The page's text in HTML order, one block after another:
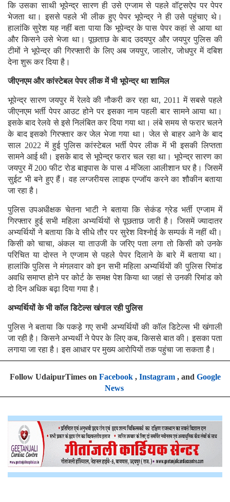
कि उसका साथी भूपेन्द्र सारण ही उसे एग्जाम से पहले वॉटृसऐप पर पेपर
भेजता था। इससे पहले भी लीक हुए पेपर भूपेन्द्र ने ही उसे पहुंचाए थे।
हालांकि सुरेश यह नहीं बता पाया कि भूपेन्द्र के पास पेपर कहां से आया था
और किसने उसे भेजा था। पूछताछ के बाद उदयपुर और जयपुर पुलिस की
टीमों ने भूपेन्द्र की गिरफ्तारी के लिए अब जयपुर, जालोर, जोधपुर में दबिश
देना शुरू कर दिया है।
जीएनएम और कांस्टेबल पेपर लीक में भी भूपेन्द्र था शामिल
भूपेन्द्र सारण जयपुर में रेलवे की नौकरी कर रहा था, 2011 में सबसे पहले
जीएनएम भर्ती पेपर आउट होने पर इसका नाम पहली बार सामने आया था।
इसके बाद रेलवे से इसे निलंबित कर दिया गया था। लंबे समय से फरार चलने
के बाद इसको गिरफ्तार कर जेल भेजा गया था। जेल से बाहर आने के बाद
साल 2022 में हुई पुलिस कांस्टेबल भर्ती पेपर लीक में भी इसकी लिप्तता
सामने आई थी। इसके बाद से भूपेन्द्र फरार चल रहा था। भूपेन्द्र सारण का
जयपुर में 200 फीट रोड बाइपास के पास 4 मंजिला आलीशान घर है। जिसमें
सुईट भी बने हुए हैं। वह लग्जरीयस लाइफ एन्जॉय करने का शौकीन बताया
जा रहा है।
पुलिस उपअधीक्षक चेतना भाटी ने बताया कि सेकंड ग्रेड भर्ती एग्जाम में
गिरफ्तार हुई सभी महिला अभ्यर्थियों से पूछताछ जारी है। जिसमें ज्यादातर
अभ्यर्थियों ने बताया कि वे सीधे तौर पर सुरेश विश्नोई के सम्पर्क में नहीं थी।
किसी को चाचा, अंकल या ताउजी के जरिए पता लगा तो किसी को उनके
परिचित या दोस्त ने एग्जाम से पहले पेपर दिलाने के बारे में बताया था।
हालांकि पुलिस ने मंगलवार को इन सभी महिला अभ्यर्थियों की पुलिस रिमांड
अवधि समाप्त होने पर कोर्ट के समक्ष पेश किया था जहां से उनकी रिमांड को
दो दिन अधिक बढ़ा दिया गया है।
अभ्यर्थियों के भी कॉल डिटेल्स खंगाल रही पुलिस
पुलिस ने बताया कि पकड़े गए सभी अभ्यर्थियों की कॉल डिटेल्स भी खंगाली
जा रही है। किसने अभ्यर्थी ने पेपर के लिए कब, किससे बात की। इसका पता
लगाया जा रहा है। इस आधार पर मुख्य आरोपियों तक पहुंचा जा सकता है।
Follow UdaipurTimes on Facebook, Instagram, and Google
News